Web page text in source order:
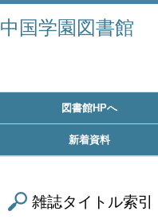
中国学園図書館
図書館HPへ
新着資料
雑誌タイトル索引